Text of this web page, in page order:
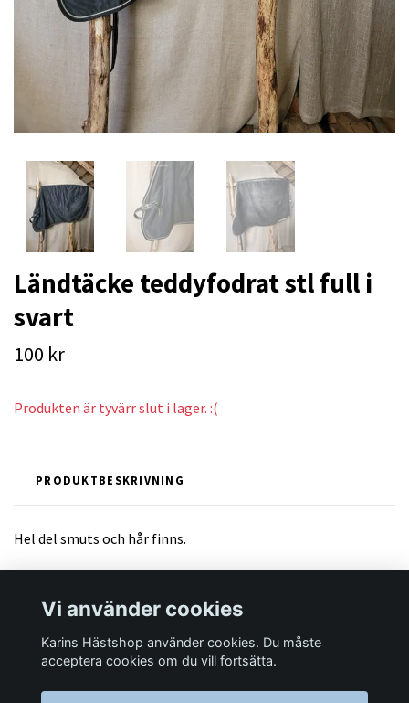
Ländtäcke teddyfodrat stl full i
svart
100 kr
Produkten är tyvärr slut i lager. :(
PRODUKTBESKRIVNING
Hel del smuts och hår finns.
Läs mer
Vi använder cookies
Karins Hästshop använder cookies. Du måste
acceptera cookies om du vill fortsätta.